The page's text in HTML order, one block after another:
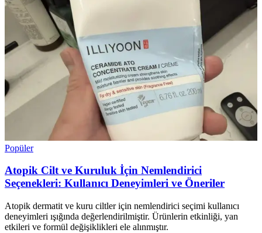
Popüler
Atopik Cilt ve Kuruluk İçin Nemlendirici
Seçenekleri: Kullanıcı Deneyimleri ve Öneriler
Atopik dermatit ve kuru ciltler için nemlendirici seçimi kullanıcı
deneyimleri ışığında değerlendirilmiştir. Ürünlerin etkinliği, yan
etkileri ve formül değişiklikleri ele alınmıştır.